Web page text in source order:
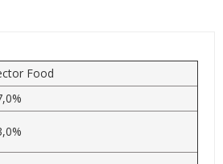
Food